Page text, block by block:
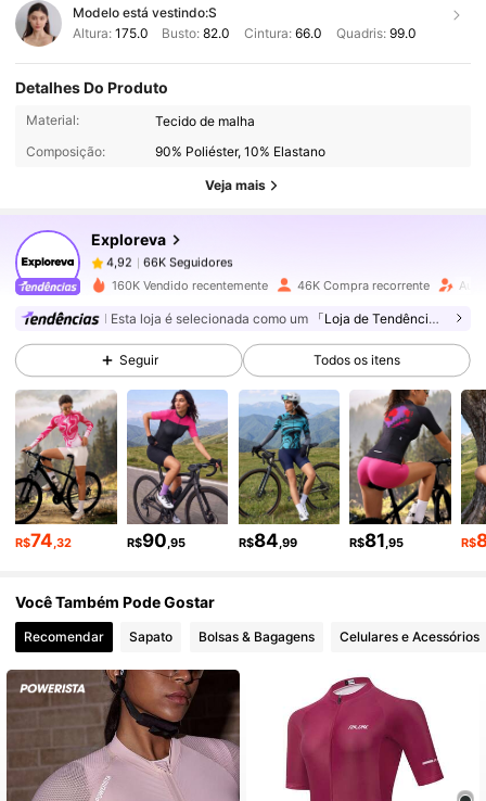
Modelo está vestindo:S
Altura: 175.0 Busto:82.0 Cintura: 66.0 Quadris: 99.0
Detalhes Do Produto
Material:
Tecido de malha
Composição:
90% Poliéster, 10% Elastano
Veja mais
Exploreva
4,92
66K Seguidores
n***epago1 dia atrás
4,92 66K Seguidores
4,92 66K Seguidores
4,92 66K Seguidores
4,92 66K Seguidores
4,92 66K Seguidores
4,92 66K Seguidores
4,92 66K Seguidores
160K Vendido recentemente 46K Compra recorrente
Esta loja é selecionada como um 「Loja de Tendências」
Seguir Todos os itens
R$74,32 R$90,95 R$84,99 R$81,95 R$
Você Também Pode Gostar
Recomendar Sapato Bolsas & Bagagens Celulares e Acessórios